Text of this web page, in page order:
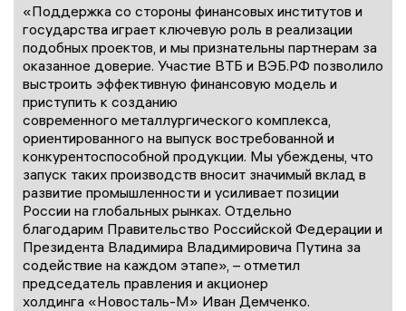
«Поддержка со стороны финансовых институтов и
государства играет ключевую роль в реализации
подобных проектов, и мы признательны партнерам за
оказанное доверие. Участие ВТБ и ВЭБ.РФ позволило
выстроить эффективную финансовую модель и
приступить к созданию
современного металлургического комплекса,
ориентированного на выпуск востребованной и
конкурентоспособной продукции. Мы убеждены, что
запуск таких производств вносит значимый вклад в
развитие промышленности и усиливает позиции
России на глобальных рынках. Отдельно
благодарим Правительство Российской Федерации и
Президента Владимира Владимировича Путина за
содействие на каждом этапе», – отметил
председатель правления и акционер
холдинга «Новосталь-М» Иван Демченко.